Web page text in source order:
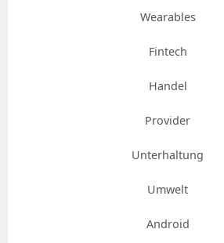
Wearables
Fintech
Handel
Provider
Unterhaltung
Umwelt
Android